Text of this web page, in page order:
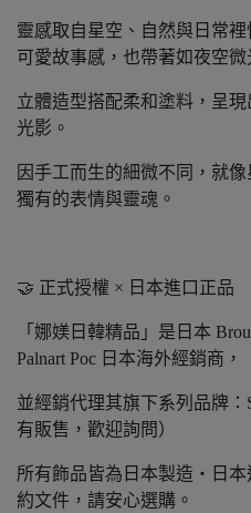
靈感取自星空、自然與日常
可愛故事感，也帶著如夜空微
立體造型搭配柔和塗料，呈
光影。
因手工而生的細微不同，就
獨有的表情與靈魂。
🤝 正式授權 × 日本進口正品
「娜媄日韓精品」是日本
Palnart Poc 日本海外經銷商，
並經銷代理其旗下系列品牌
有販售，歡迎詢問）
所有飾品皆為日本製造‧日本
約文件，請安心選購。